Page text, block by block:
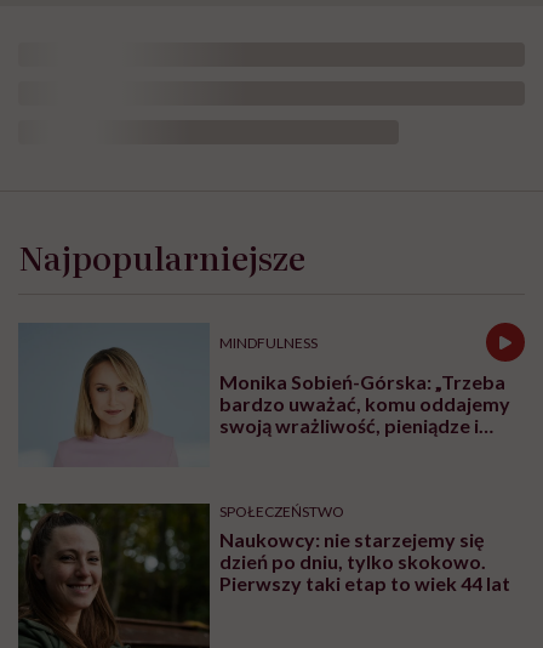
rozwodzie
przychodzi
niechcianym
Najpopularniejsze
MINDFULNESS
Monika Sobień-Górska: „Trzeba
bardzo uważać, komu oddajemy
swoją wrażliwość, pieniądze i
SPOŁECZEŃSTWO
Naukowcy: nie starzejemy się
dzień po dniu, tylko skokowo.
Pierwszy taki etap to wiek 44 lat